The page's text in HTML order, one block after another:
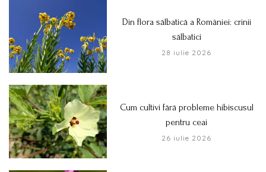
Din flora sălbatică a României: crinii
sălbatici
28 iulie 2026
Cum cultivi fără probleme hibiscusul
pentru ceai
26 iulie 2026